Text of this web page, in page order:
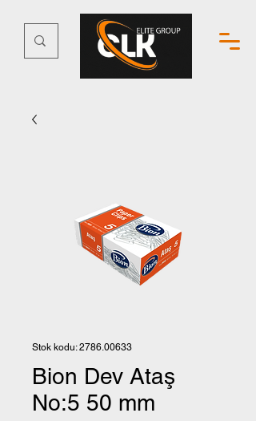
Stok kodu: 2786.00633
Bion Dev Ataş
No:5 50 mm